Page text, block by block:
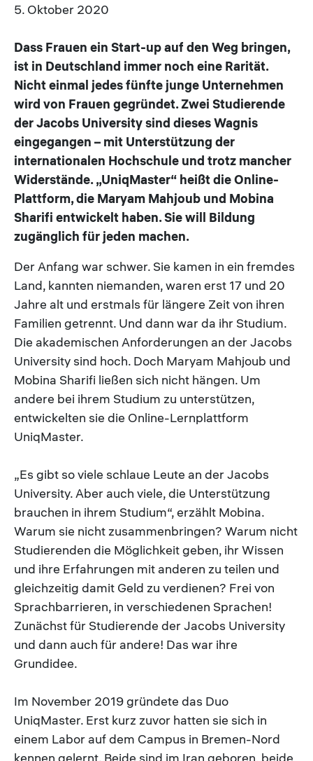
5. Oktober 2020
Dass Frauen ein Start-up auf den Weg bringen,
ist in Deutschland immer noch eine Rarität.
Nicht einmal jedes fünfte junge Unternehmen
wird von Frauen gegründet. Zwei Studierende
der Jacobs University sind dieses Wagnis
eingegangen – mit Unterstützung der
internationalen Hochschule und trotz mancher
Widerstände. „UniqMaster“ heißt die Online-
Plattform, die Maryam Mahjoub und Mobina
Sharifi entwickelt haben. Sie will Bildung
zugänglich für jeden machen.
Der Anfang war schwer. Sie kamen in ein fremdes
Land, kannten niemanden, waren erst 17 und 20
Jahre alt und erstmals für längere Zeit von ihren
Familien getrennt. Und dann war da ihr Studium.
Die akademischen Anforderungen an der Jacobs
University sind hoch. Doch Maryam Mahjoub und
Mobina Sharifi ließen sich nicht hängen. Um
andere bei ihrem Studium zu unterstützen,
entwickelten sie die Online-Lernplattform
UniqMaster.
„Es gibt so viele schlaue Leute an der Jacobs
University. Aber auch viele, die Unterstützung
brauchen in ihrem Studium“, erzählt Mobina.
Warum sie nicht zusammenbringen? Warum nicht
Studierenden die Möglichkeit geben, ihr Wissen
und ihre Erfahrungen mit anderen zu teilen und
gleichzeitig damit Geld zu verdienen? Frei von
Sprachbarrieren, in verschiedenen Sprachen!
Zunächst für Studierende der Jacobs University
und dann auch für andere! Das war ihre
Grundidee.
Im November 2019 gründete das Duo
UniqMaster. Erst kurz zuvor hatten sie sich in
einem Labor auf dem Campus in Bremen-Nord
kennen gelernt. Beide sind im Iran geboren, beide